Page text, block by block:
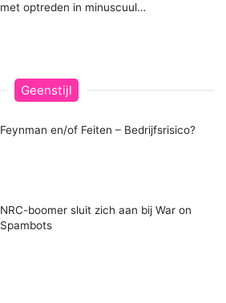
met optreden in minuscuul…
Geenstijl
Feynman en/of Feiten – Bedrijfsrisico?
NRC-boomer sluit zich aan bij War on
Spambots